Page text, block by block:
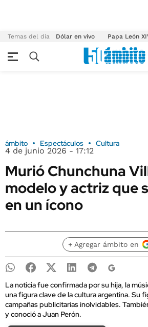
Temas del día Dólar en vivo Papa León
ámbito Espectáculos Cultura
4 de junio 2026 - 17:12
Murió Chunchuna
modelo y actriz que
en un ícono
+ Agregar ámbito en
La noticia fue confirmada por su hija, la
una figura clave de la cultura argentina. Su
campañas publicitarias inolvidables.
y conoció a Juan Perón.